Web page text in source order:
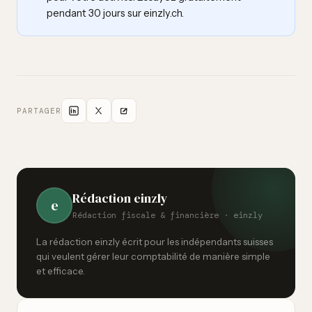
pendant 30 jours sur einzly.ch.
PARTAGER
e Rédaction einzly
Rédaction fiscale & financière · einzly
La rédaction einzly écrit pour les indépendants suisses
qui veulent gérer leur comptabilité de manière simple
et efficace.